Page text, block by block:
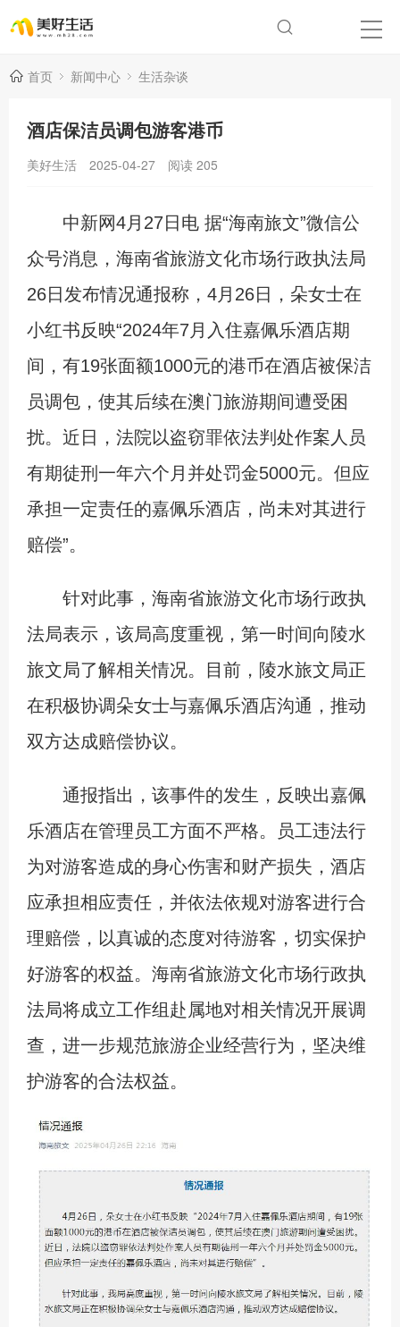
首页 新闻中心 生活杂谈
酒店保洁员调包游客港币
美好生活 2025-04-27 阅读 205
中新网4月27日电 据“海南旅文”微信公
众号消息，海南省旅游文化市场行政执法局
26日发布情况通报称，4月26日，朵女士在
小红书反映“2024年7月入住嘉佩乐酒店期
间，有19张面额1000元的港币在酒店被保洁
员调包，使其后续在澳门旅游期间遭受困
扰。近日，法院以盗窃罪依法判处作案人员
有期徒刑一年六个月并处罚金5000元。但应
承担一定责任的嘉佩乐酒店，尚未对其进行
赔偿”。
针对此事，海南省旅游文化市场行政执
法局表示，该局高度重视，第一时间向陵水
旅文局了解相关情况。目前，陵水旅文局正
在积极协调朵女士与嘉佩乐酒店沟通，推动
双方达成赔偿协议。
通报指出，该事件的发生，反映出嘉佩
乐酒店在管理员工方面不严格。员工违法行
为对游客造成的身心伤害和财产损失，酒店
应承担相应责任，并依法依规对游客进行合
理赔偿，以真诚的态度对待游客，切实保护
好游客的权益。海南省旅游文化市场行政执
法局将成立工作组赴属地对相关情况开展调
查，进一步规范旅游企业经营行为，坚决维
护游客的合法权益。